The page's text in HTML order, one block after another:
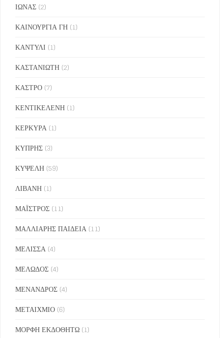
ΙΩΝΑΣ (2)
ΚΑΙΝΟΥΡΓΙΑ ΓΗ (1)
ΚΑΝΤΥΛΙ (1)
ΚΑΣΤΑΝΙΩΤΗ (2)
ΚΑΣΤΡΟ (7)
ΚΕΝΤΙΚΕΛΕΝΗ (1)
ΚΕΡΚΥΡΑ (1)
ΚΥΠΡΗΣ (3)
ΚΥΨΕΛΗ (59)
ΛΙΒΑΝΗ (1)
ΜΑΪΣΤΡΟΣ (11)
ΜΑΛΛΙΑΡΗΣ ΠΑΙΔΕΙΑ (11)
ΜΕΛΙΣΣΑ (4)
ΜΕΛΩΔΟΣ (4)
ΜΕΝΑΝΔΡΟΣ (4)
ΜΕΤΑΙΧΜΙΟ (6)
ΜΟΡΦΗ ΕΚΔΟΘΗΤΩ (1)